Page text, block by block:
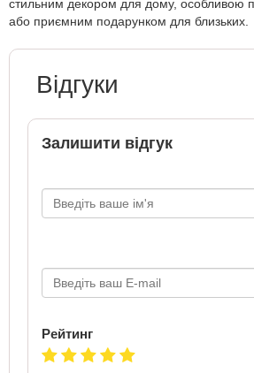
стильним декором для дому, особливою
або приємним подарунком для близьких.
Відгуки
Залишити відгук
Рейтинг